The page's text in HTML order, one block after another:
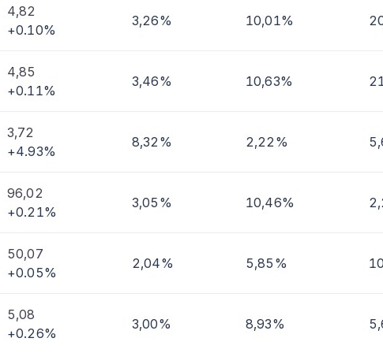
4,82
+0.10%
3,26% 10,01%
4,85
+0.11%
3,46% 10,63%
3,72
+4.93%
8,32% 2,22%
96,02
+0.21%
3,05% 10,46%
50,07
+0.05%
2,04% 5,85%
5,08
+0.26%
3,00% 8,93%